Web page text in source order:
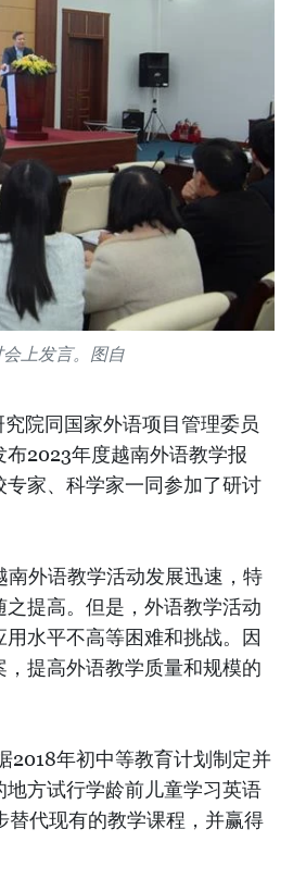
上发言。图自
院同国家外语项目管理委员
2023年度越南外语教学报
家、科学家一同参加了研讨
外语教学活动发展迅速，特
提高。但是，外语教学活动
水平不高等困难和挑战。因
提高外语教学质量和规模的
2018年初中等教育计划制定并
方试行学龄前儿童学习英语
代现有的教学课程，并赢得